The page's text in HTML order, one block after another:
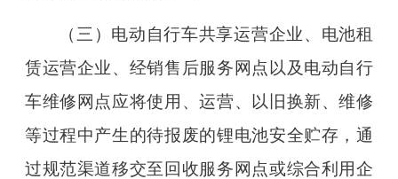
（三）电动自行车共享运营企业、电池租
赁运营企业、经销售后服务网点以及电动自行
车维修网点应将使用、运营、以旧换新、维修
等过程中产生的待报废的锂电池安全贮存，通
过规范渠道移交至回收服务网点或综合利用企